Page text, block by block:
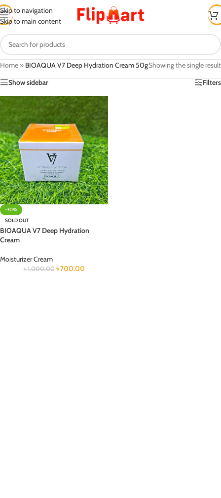
Skip to navigation
Skip to main content
Home » BIOAQUA V7 Deep Hydration Cream 50gShowing the single result
Show sidebar
Filters
-30%
SOLD OUT
BIOAQUA V7 Deep Hydration
Cream
Moisturizer Cream
৳1,000.00 ৳700.00